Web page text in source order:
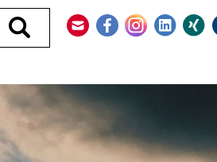
Durchsuchen